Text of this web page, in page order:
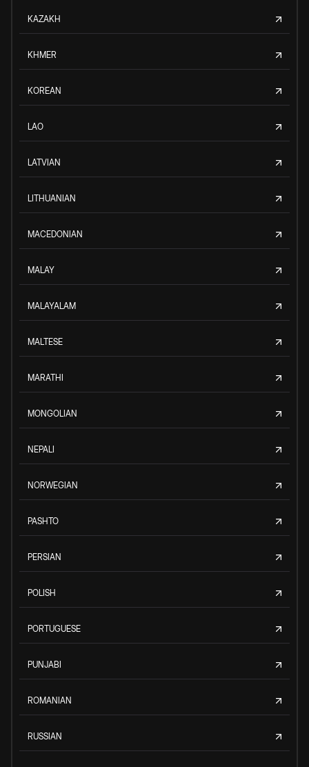
KAZAKH
KHMER
KOREAN
LAO
LATVIAN
LITHUANIAN
MACEDONIAN
MALAY
MALAYALAM
MALTESE
MARATHI
MONGOLIAN
NEPALI
NORWEGIAN
PASHTO
PERSIAN
POLISH
PORTUGUESE
PUNJABI
ROMANIAN
RUSSIAN